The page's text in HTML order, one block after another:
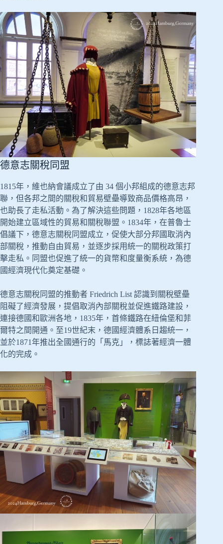
德意志關稅同盟
1815年，維也納會議成立了由 34 個小邦組成的德意志邦
聯，但各邦之間的關稅和貿易壁壘導致商品價格高昂，
也助長了走私活動。為了解決這些問題，1828年各地區
開始建立區域性的貿易和關稅聯盟。1834年，在普魯士
倡議下，德意志關稅同盟成立，促使大部分邦國取消內
部關稅，推動自由貿易，並逐步採用統一的關稅政策打
擊走私。同盟也促進了統一的貨幣和度量衡系統，為德
國經濟現代化奠定基礎。
德意志關稅同盟的推動者 Friedrich List 認識到關稅壁壘
阻礙了經濟發展，提倡取消內部關稅並促進鐵路建設，
連接德國和歐洲各地，1835年，首條鐵路在紐倫堡和菲
爾特之間開通。至19世紀末，德國經濟體系日趨統一，
並於1871年推出全國通行的「馬克」，標誌著經濟一體
化的完成。